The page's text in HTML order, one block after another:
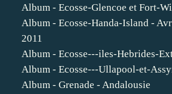
Album - Ecosse-Glencoe et Fort-
Album - Ecosse-Handa-Island -
2011
Album - Ecosse---iles-Hebrides-
Album - Ecosse---Ullapool-et-
Album - Grenade - Andalousie